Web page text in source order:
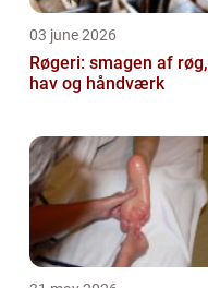
03 june 2026
Røgeri: smagen af røg,
hav og håndværk